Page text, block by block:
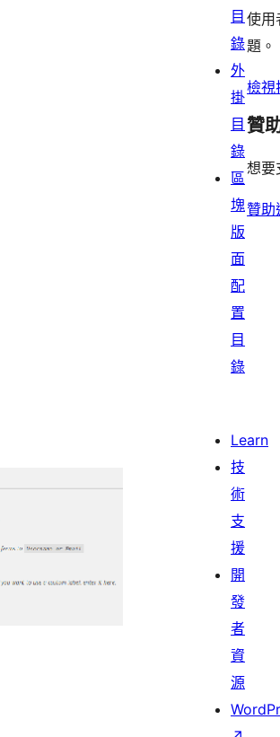
論
評
論
者
評
論
用
者
評
使用
題。
檢視
贊
想要
贊助
目
錄
外
掛
目
錄
區
塊
版
面
配
置
目
錄
Learn
技
術
支
援
開
發
者
資
源